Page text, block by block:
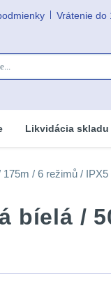
Vrátenie do
Likvidácia skladu
/ 6 režimů / IPX5
bíelá /